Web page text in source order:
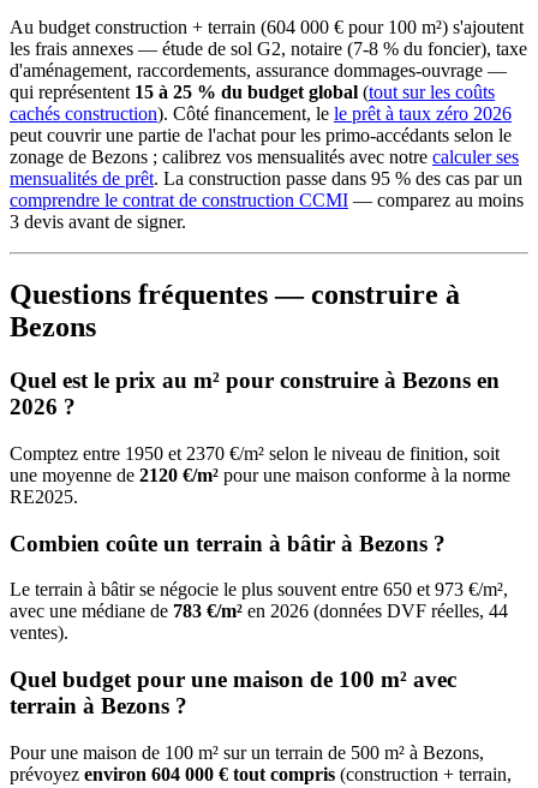
Au budget construction + terrain (604 000 € pour 100 m²) s'ajoutent
les frais annexes — étude de sol G2, notaire (7-8 % du foncier), taxe
d'aménagement, raccordements, assurance dommages-ouvrage —
qui représentent 15 à 25 % du budget global (tout sur les coûts
cachés construction). Côté financement, le le prêt à taux zéro 2026
peut couvrir une partie de l'achat pour les primo-accédants selon le
zonage de Bezons ; calibrez vos mensualités avec notre calculer ses
mensualités de prêt. La construction passe dans 95 % des cas par un
comprendre le contrat de construction CCMI — comparez au moins
3 devis avant de signer.
Questions fréquentes — construire à
Bezons
Quel est le prix au m² pour construire à Bezons en
2026 ?
Comptez entre 1950 et 2370 €/m² selon le niveau de finition, soit
une moyenne de 2120 €/m² pour une maison conforme à la norme
RE2025.
Combien coûte un terrain à bâtir à Bezons ?
Le terrain à bâtir se négocie le plus souvent entre 650 et 973 €/m²,
avec une médiane de 783 €/m² en 2026 (données DVF réelles, 44
ventes).
Quel budget pour une maison de 100 m² avec
terrain à Bezons ?
Pour une maison de 100 m² sur un terrain de 500 m² à Bezons,
prévoyez environ 604 000 € tout compris (construction + terrain,